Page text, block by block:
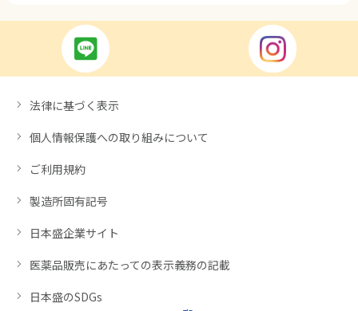
法律に基づく表示
個人情報保護への取り組みについて
ご利用規約
製造所固有記号
日本盛企業サイト
医薬品販売にあたっての表示義務の記載
日本盛のSDGs